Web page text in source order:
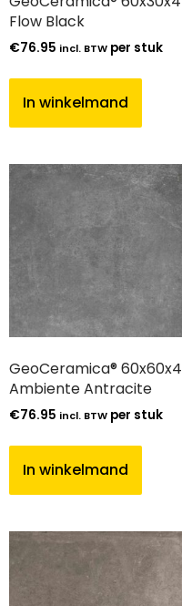
Flow Black
€76.95 incl. BTW per stuk
In winkelmand
GeoCeramica® 60x60x4
Ambiente Antracite
€76.95 incl. BTW per stuk
In winkelmand